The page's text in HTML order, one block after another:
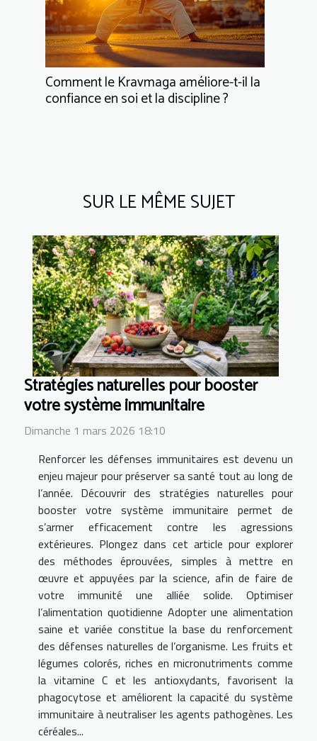
Comment le Kravmaga améliore-t-il la
confiance en soi et la discipline ?
SUR LE MÊME SUJET
Stratégies naturelles pour booster
votre système immunitaire
Dimanche 1 mars 2026 18:10
Renforcer les défenses immunitaires est devenu un
enjeu majeur pour préserver sa santé tout au long de
l’année. Découvrir des stratégies naturelles pour
booster votre système immunitaire permet de
s’armer efficacement contre les agressions
extérieures. Plongez dans cet article pour explorer
des méthodes éprouvées, simples à mettre en
œuvre et appuyées par la science, afin de faire de
votre immunité une alliée solide. Optimiser
l’alimentation quotidienne Adopter une alimentation
saine et variée constitue la base du renforcement
des défenses naturelles de l’organisme. Les fruits et
légumes colorés, riches en micronutriments comme
la vitamine C et les antioxydants, favorisent la
phagocytose et améliorent la capacité du système
immunitaire à neutraliser les agents pathogènes. Les
céréales...